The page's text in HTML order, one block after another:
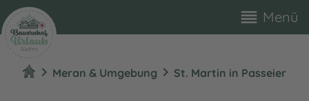
reorder Menü
chevron_right Meran & Umgebung chevron_right St. Martin in Passeier